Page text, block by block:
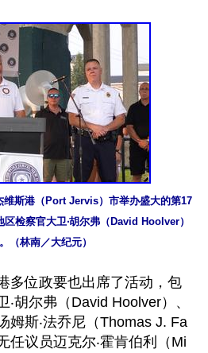
维斯港（Port Jervis）市举办盛大的第17
检察官大卫‧胡尔弗（David Hoolver）
（林南／大纪元）
多位政要也出席了活动，包
胡尔弗（David Hoolver）、
姆斯‧法乔尼（Thomas J. Fa
任议员迈克尔‧霍肯伯利（Mi